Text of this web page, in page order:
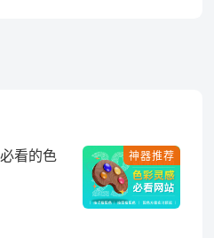
神器推荐
看的色